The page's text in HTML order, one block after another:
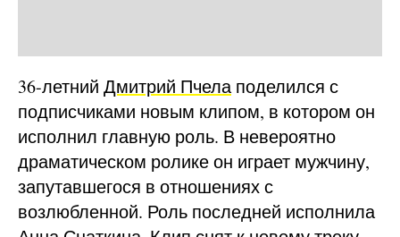
36-летний Дмитрий Пчелаподелился с
подписчиками новым клипом, в котором он
исполнил главную роль. В невероятно
драматическом ролике он играет мужчину,
запутавшегося в отношениях с
возлюбленной. Роль последней исполнила